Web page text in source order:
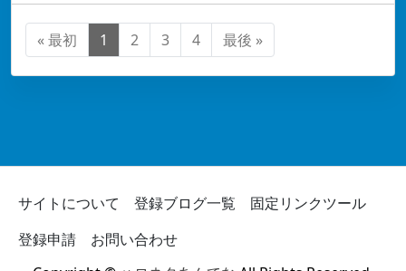
« 最初 1 2 3 4 最後 »
サイトについて 登録ブログ一覧
固定リンクツール
登録申請
お問い合わせ